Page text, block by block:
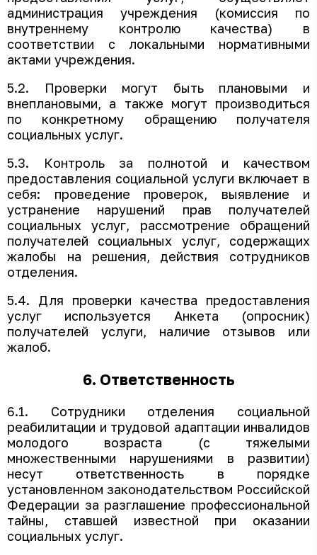
администрация учреждения (комиссия по
внутреннему контролю качества) в
соответствии с локальными нормативными
актами учреждения.
5.2. Проверки могут быть плановыми и
внеплановыми, а также могут производиться
по конкретному обращению получателя
социальных услуг.
5.3. Контроль за полнотой и качеством
предоставления социальной услуги включает в
себя: проведение проверок, выявление и
устранение нарушений прав получателей
социальных услуг, рассмотрение обращений
получателей социальных услуг, содержащих
жалобы на решения, действия сотрудников
отделения.
5.4. Для проверки качества предоставления
услуг используется Анкета (опросник)
получателей услуги, наличие отзывов или
жалоб.
6. Ответственность
6.1. Сотрудники отделения социальной
реабилитации и трудовой адаптации инвалидов
молодого возраста (с тяжелыми
множественными нарушениями в развитии)
несут ответственность в порядке
установленном законодательством Российской
Федерации за разглашение профессиональной
тайны, ставшей известной при оказании
социальных услуг.